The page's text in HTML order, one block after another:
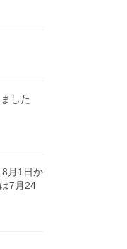
した
月1日か
7月24